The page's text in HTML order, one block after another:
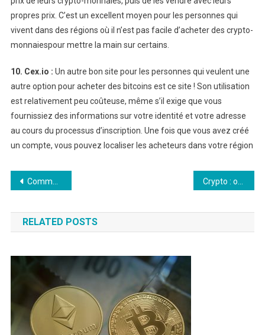
propres prix. C’est un excellent moyen pour les personnes qui
vivent dans des régions où il n’est pas facile d’acheter des crypto-
monnaiespour mettre la main sur certains.
10. Cex.io : Un autre bon site pour les personnes qui veulent une
autre option pour acheter des bitcoins est ce site ! Son utilisation
est relativement peu coûteuse, même s’il exige que vous
fournissiez des informations sur votre identité et votre adresse
au cours du processus d’inscription. Une fois que vous avez créé
un compte, vous pouvez localiser les acheteurs dans votre région
Navigation
l’article
Comment suivre le cours des crypto-monnaies ? Crypto : où vont l’Ethereum et le Bitcoin
RELATED POSTS